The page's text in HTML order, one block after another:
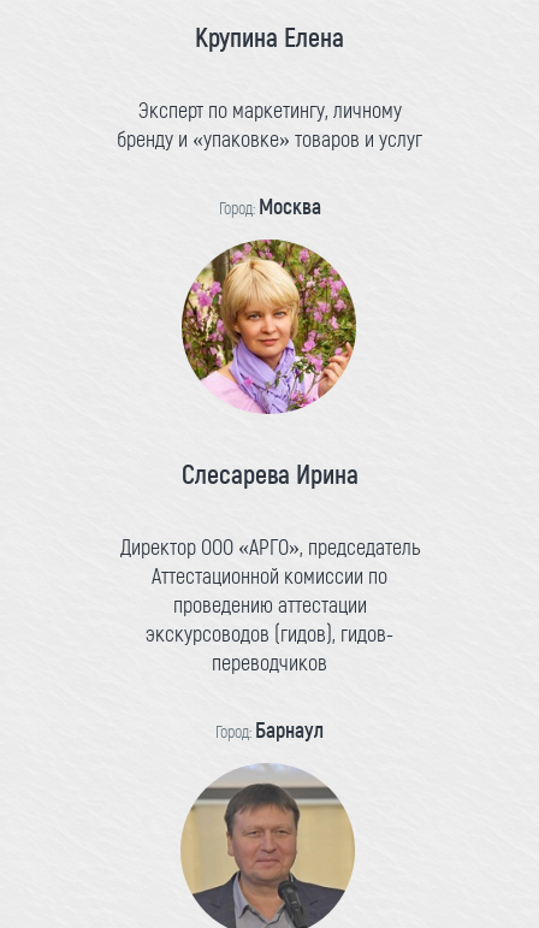
Крупина Елена
Эксперт по маркетингу, личному
бренду и «упаковке» товаров и услуг
Город: Москва
Слесарева Ирина
Директор ООО «АРГО», председатель
Аттестационной комиссии по
проведению аттестации
экскурсоводов (гидов), гидов-
переводчиков
Город: Барнаул